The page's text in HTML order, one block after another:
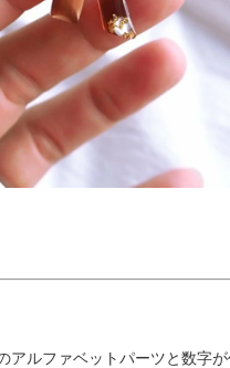
アルファベットパーツと数字が